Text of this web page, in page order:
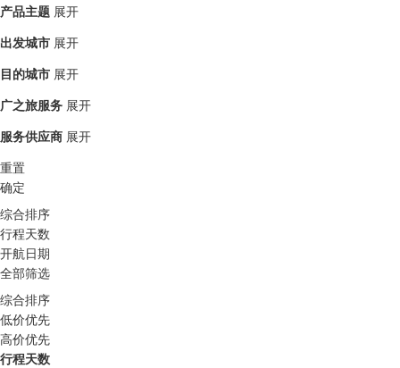
产品主题 展开
出发城市 展开
目的城市 展开
广之旅服务 展开
服务供应商 展开
重置
确定
综合排序
行程天数
开航日期
全部筛选
综合排序
低价优先
高价优先
行程天数